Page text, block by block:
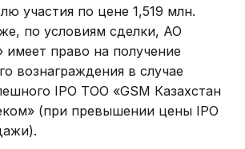
участия по цене 1,519 млн.
по условиям сделки, АО
имеет право на получение
вознаграждения в случае
IPO ТОО «GSM Казахстан
(при превышении цены IPO